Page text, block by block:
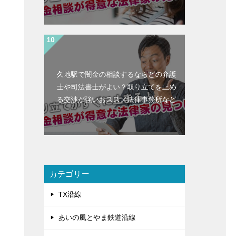
久地駅で闇金の相談するならどの弁護
士や司法書士がよい？取り立てを止め
る交渉が強いおススメ法律事務所など
カテゴリー
TX沿線
あいの風とやま鉄道沿線